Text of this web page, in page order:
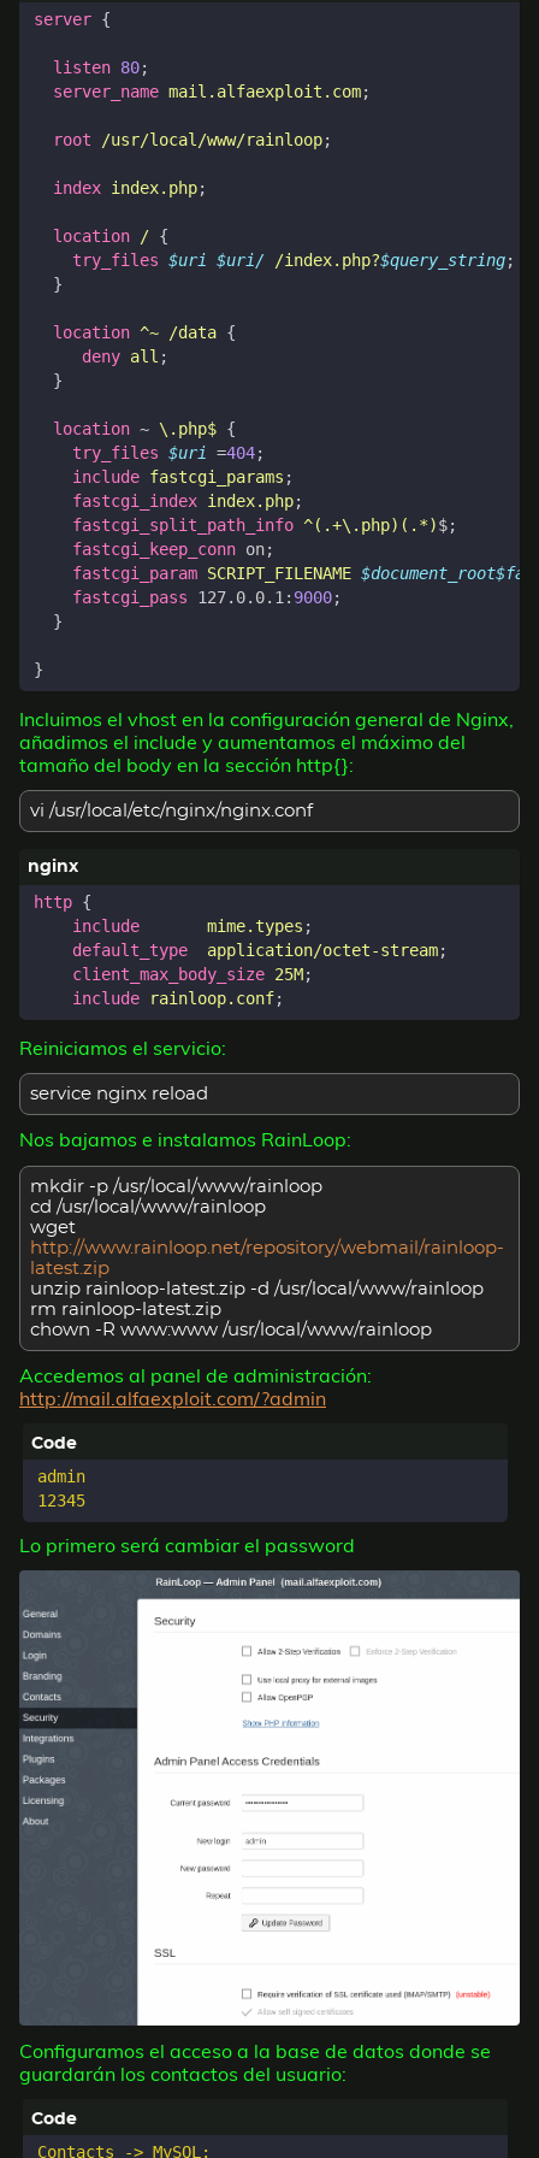
server {
listen 80;
server_name mail.alfaexploit.com;
root /usr/local/www/rainloop;
index index.php;
location / {
try_files $uri $uri/ /index.php?$query_string;
}
location ^~ /data {
deny all ;
}
location ~ \.php$ {
try_files $uri =404;
include fastcgi_params ;
fastcgi_index index.php;
fastcgi_split_path_info ^(.+\.php)(.*)$;
fastcgi_keep_conn on;
fastcgi_param SCRIPT_FILENAME
fastcgi_pass
127.0.0.1: 9000;
}
}
Incluimos el vhost en la configuración general de Nginx,
añadimos el include y aumentamos el máximo del
tamaño del body en la sección http{}:
vi /usr/local/etc/nginx/nginx.conf
http {
include
mime.types ;
default_type
application/octet-stream;
client_max_body_size 25M;
include
rainloop.conf;
Reiniciamos el servicio:
service nginx reload
Nos bajamos e instalamos RainLoop:
mkdir -p /usr/local/www/rainloop
cd /usr/local/www/rainloop
wget
http://www.rainloop.net/repository/webmail/rainloop-
latest.zip
unzip rainloop-latest.zip -d /usr/local/www/rainloop
rm rainloop-latest.zip
chown -R www:www /usr/local/www/rainloop
Accedemos al panel de administración:
http://mail.alfaexploit.com/?admin
admin
Lo primero será cambiar el password
Configuramos el acceso a la base de datos donde se
guardarán los contactos del usuario:
Contacts -> MySQL: